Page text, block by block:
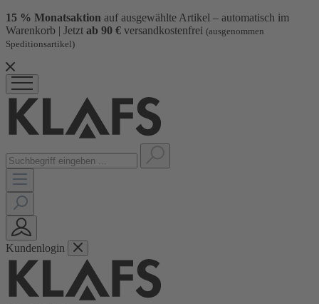
15 % Monatsaktion auf ausgewählte Artikel – automatisch im
Warenkorb | Jetzt ab 90 € versandkostenfrei (ausgenommen
Speditionsartikel)
Kundenlogin